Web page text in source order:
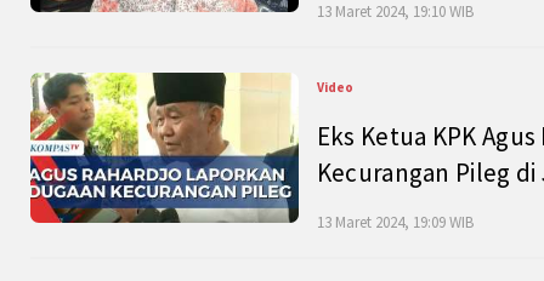
13 Maret 2024, 19:10 WIB
Video
Eks Ketua KPK
Kecurangan Pileg
13 Maret 2024, 19:09 WIB